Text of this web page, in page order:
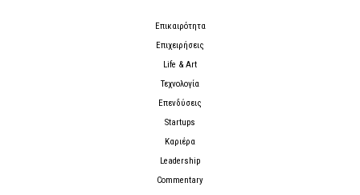
Επικαιρότητα
Επιχειρήσεις
Life & Art
Τεχνολογία
Επενδύσεις
Startups
Καριέρα
Leadership
Commentary